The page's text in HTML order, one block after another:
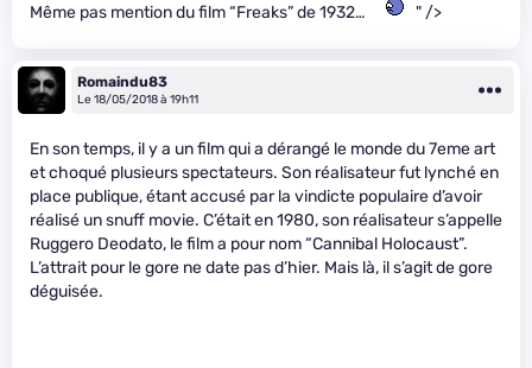
Même pas mention du film “Freaks” de 1932… " />
Romaindu83
Le 18/05/2018 à 19h11
En son temps, il y a un film qui a dérangé le monde du 7eme art
et choqué plusieurs spectateurs. Son réalisateur fut lynché en
place publique, étant accusé par la vindicte populaire d’avoir
réalisé un snuff movie. C’était en 1980, son réalisateur s’appelle
Ruggero Deodato, le film a pour nom “Cannibal Holocaust”.
L’attrait pour le gore ne date pas d’hier. Mais là, il s’agit de gore
déguisée.